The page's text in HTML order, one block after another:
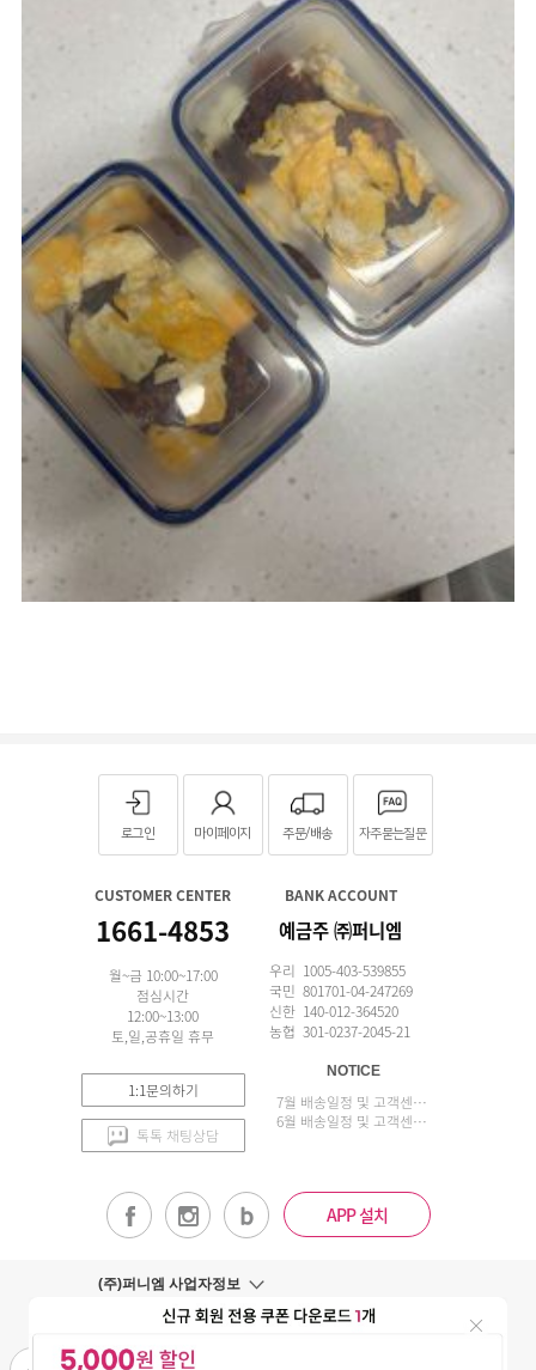
로그인 마이페이지 주문/배송 자주묻는질문
CUSTOMER CENTER
1661-4853
월~금 10:00~17:00
점심시간
12:00~13:00
토,일,공휴일 휴무
1:1문의하기
톡톡 채팅상담
BANK ACCOUNT
예금주 ㈜퍼니엠
우리 1005-403-539855
국민 801701-04-247269
신한 140-012-364520
농협 301-0237-2045-21
NOTICE
7월 배송일정 및 고객센터 업무 안내
6월 배송일정 및 고객센터 업무 안내
APP 설치
(주)퍼니엠 사업자정보